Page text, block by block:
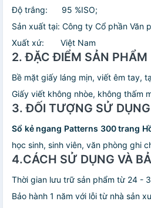
Độ trắng: 95 %ISO;
Sản xuất tại: Công ty Cổ phần Văn
Xuất xứ: Việt Nam
2. ĐẶC ĐIỂM SẢN PHẨM
Bề mặt giấy láng mịn, viết êm tay,
Giấy viết không nhòe, không thấm
3. ĐỐI TƯỢNG SỬ DỤNG
Sổ kẻ ngang Patterns 300 trang
học sinh, sinh viên, văn phòng ghi
4.CÁCH SỬ DỤNG VÀ
Thời gian lưu trữ sản phẩm từ 24 -
Bảo hành 1 năm với lỗi từ nhà sản